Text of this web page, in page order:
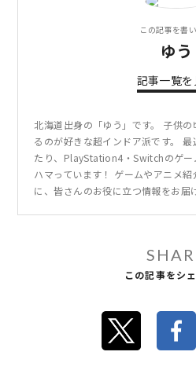
この記事を書
ゆう
記事一覧を
北海道出身の「ゆう」です。 子供
るのが好きな超インドア派です。
たり、PlayStation4・Switchのゲー
ハマっています！ ゲームやアニメ
に、皆さんのお役に立つ情報をお届
この記事をシ